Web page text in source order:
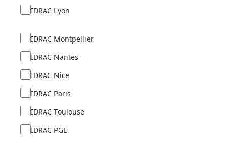
IDRAC Lyon
IDRAC Montpellier
IDRAC Nantes
IDRAC Nice
IDRAC Paris
IDRAC Toulouse
IDRAC PGE